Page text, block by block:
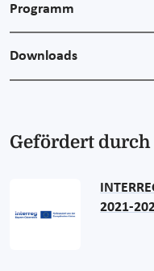
Programm
Downloads
Gefördert durch
2021-